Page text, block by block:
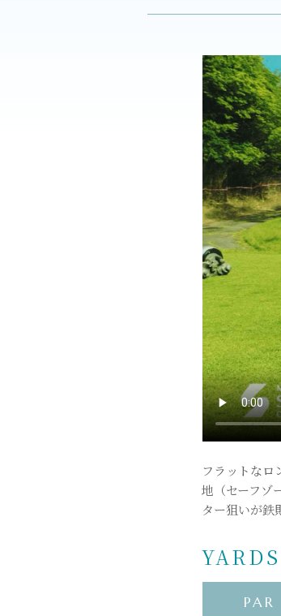
フラットなロ
地（セーフゾ
ター狙いが鉄
YARDS
PAR